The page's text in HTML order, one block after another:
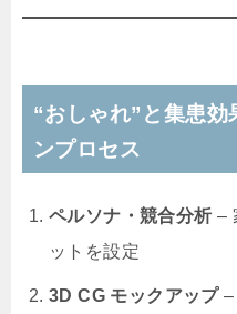
“おしゃれ”と集患効
ンプロセス
ペルソナ・競合分析 –
ットを設定
3D CG モックアップ–